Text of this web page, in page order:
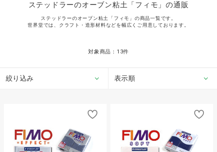
ステッドラーのオーブン粘土「フィモ」の通販
ステッドラーのオーブン粘土「フィモ」の商品一覧です。
世界堂では、クラフト・造形材料などを幅広くご用意しております。
対象商品： 13件
絞り込み 表示順